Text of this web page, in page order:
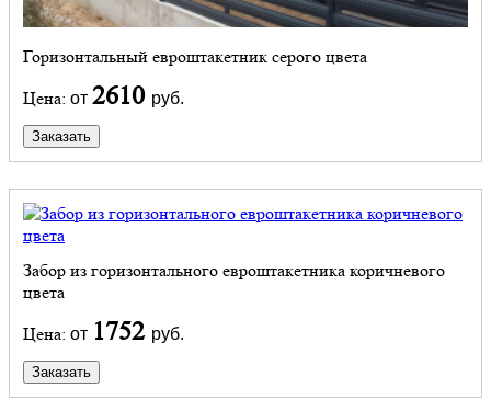
Горизонтальный евроштакетник серого цвета
Цена: от 2610 руб.
Заказать
Забор из горизонтального евроштакетника коричневого
цвета
Цена: от 1752 руб.
Заказать